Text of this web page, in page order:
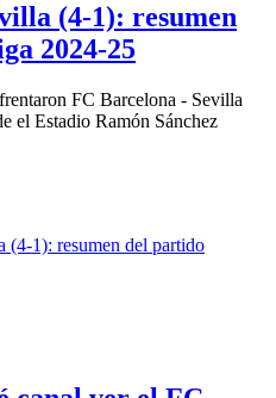
(4-1): resumen
2024-25
FC Barcelona - Sevilla
el Estadio Ramón Sánchez